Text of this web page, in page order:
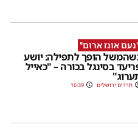
אונז ארום''
הופך לתפילה: יושע
בסינגל בכורה – "כאייל
חרדים ירושלים 16:39